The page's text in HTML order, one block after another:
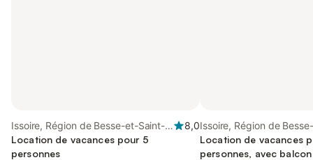
Issoire, Région de Besse-et-Saint-
Anastaise
8,0
Location de vacances pour 5
personnes
Issoire, Région de
Anastaise
Location de vacances
personnes, avec balcon